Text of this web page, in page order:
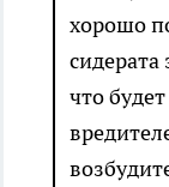
хорошо
сидерата
что